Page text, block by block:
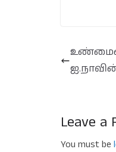
ஐ.நாவின்
Leave a
You must be